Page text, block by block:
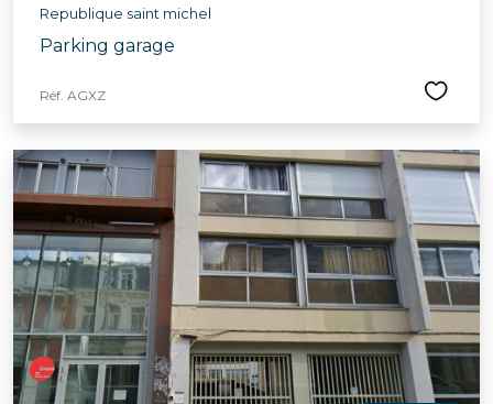
Republique saint michel
Parking garage
Réf. AGXZ